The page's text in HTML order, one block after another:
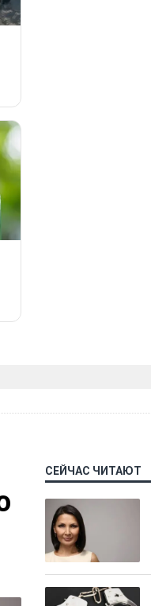
СЕЙЧАС ЧИТАЮТ